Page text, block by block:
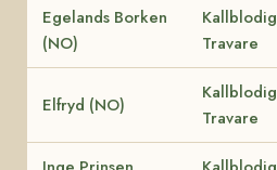
Egelands Borken
(NO)
Kallblodig
Travare
Elfryd (NO)
Kallblodig
Travare